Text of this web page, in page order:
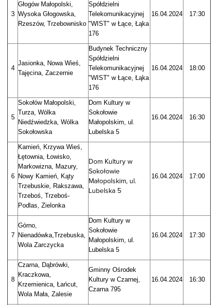
3
Głogów Małopolski,
Wysoka Głogowska,
Rzeszów, Trzebownisko
Spółdzielni
Telekomunikacyjnej
"WIST" w Łące, Łąka
176
16.04.2024 17:30
4
Jasionka, Nowa Wieś,
Tajęcina, Zaczernie
Budynek Techniczny
Spółdzielni
Telekomunikacyjnej
"WIST" w Łące, Łąka
176
16.04.2024 18:00
5
Sokołów Małopolski,
Turza, Wólka
Niedźwiedzka, Wólka
Sokołowska
Dom Kultury w
Sokołowie
Małopolskim, ul.
Lubelska 5
16.04.2024 16:30
6
Kamień, Krzywa Wieś,
Łętownia, Łowisko,
Markowizna, Mazury,
Nowy Kamień, Kąty
Trzebuskie, Rakszawa,
Trzeboś, Trzeboś-
Podlas, Zielonka
Dom Kultury w
Sokołowie
Małopolskim, ul.
Lubelska 5
16.04.2024 17:00
7
Górno,
Nienadówka,Trzebuska,
Wola Zarczycka
Dom Kultury w
Sokołowie
Małopolskim, ul.
Lubelska 5
16.04.2024 17:30
8
Czarna, Dąbrówki,
Kraczkowa,
Krzemienica, Łańcut,
Wola Mała, Zalesie
Gminny Ośrodek
Kultury w Czarnej,
Czarna 795
16.04.2024 16:30